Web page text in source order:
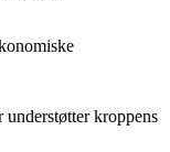
kroppens